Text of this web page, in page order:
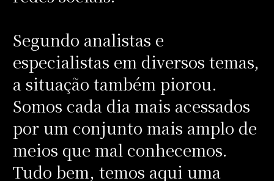
Segundo analistas e
especialistas em diversos temas,
a situação também piorou.
Somos cada dia mais acessados
por um conjunto mais amplo de
meios que mal conhecemos.
Tudo bem, temos aqui uma